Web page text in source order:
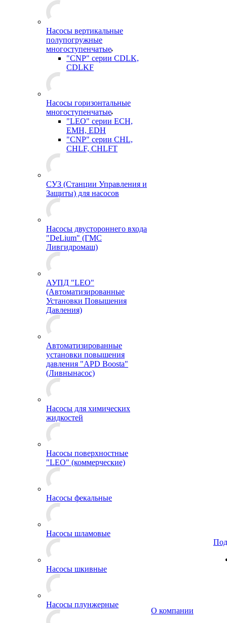
Насосы вертикальные
полупогружные
многоступенчатые
"CNP" серии CDLK,
CDLKF
Насосы горизонтальные
многоступенчатые
"LEO" серии ECH,
EMH, EDH
"CNP" серии CHL,
CHLF, CHLFT
СУЗ (Станции Управления и
Защиты) для насосов
Насосы двустороннего входа
"DeLium" (ГМС
Ливгидромаш)
АУПД "LEO"
(Автоматизированные
Установки Повышения
Давления)
Автоматизированные
установки повышения
давления "APD Boosta"
(Ливнынасос)
Насосы для химических
жидкостей
Насосы поверхностные
"LEO" (коммерческие)
Насосы фекальные
Насосы шламовые
Насосы шкивные
Насосы плунжерные
О компании